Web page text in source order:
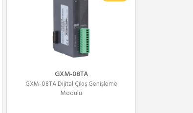
GXM-08TA
GXM-08TA Dijital Çıkış Genişleme
Modülü